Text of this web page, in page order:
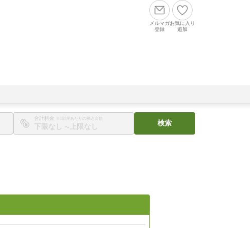
メルマガ
登録
お気に入り
追加
合計料金 ※1部屋あたりの税込金額
〜
検索